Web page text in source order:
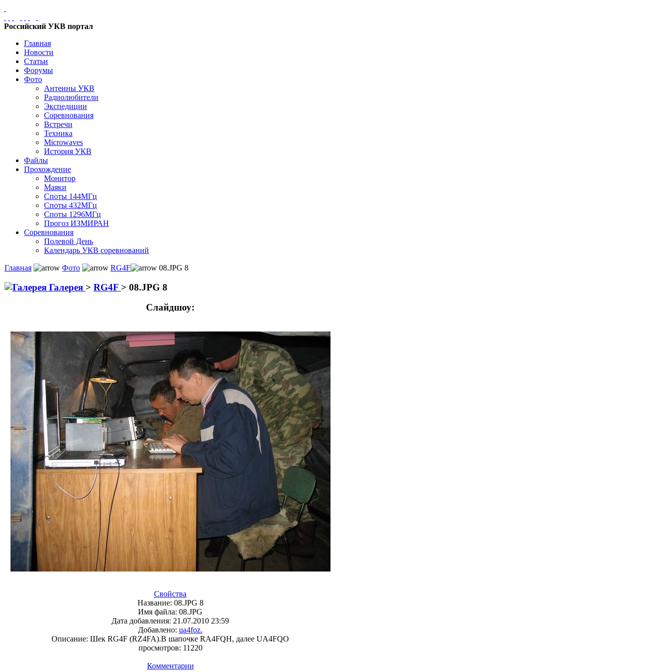
Российский УКВ портал
Главная
Новости
Статьи
Форумы
Фото
Антенны УКВ
Радиолюбители
Экспедиции
Соревнования
Встречи
Техника
Microwaves
История УКВ
Файлы
Прохождение
Монитор
Маяки
Споты 144МГц
Споты 432МГц
Споты 1296МГц
Прогоз ИЗМИРАН
Соревнования
Полевой День
Календарь УКВ соревнований
Главная Фото RG4F 08.JPG 8
Галерея > RG4F > 08.JPG 8
Слайдшоу:
Свойства
Название: 08.JPG 8
Имя файла: 08.JPG
Дата добавления: 21.07.2010 23:59
Добавлено: ua4foz.
Описание: Шек RG4F (RZ4FA).В шапочке RA4FQH, далее UA4FQO
просмотров: 11220
Комментарии